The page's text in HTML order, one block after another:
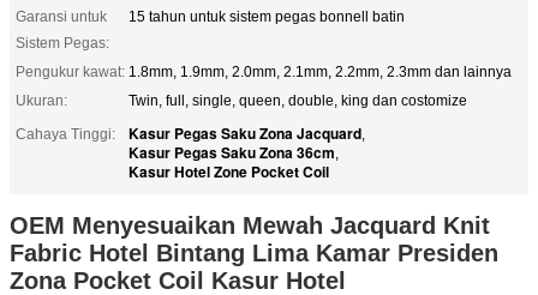
Garansi untuk
Sistem Pegas:
15 tahun untuk sistem pegas bonnell batin
Pengukur kawat: 1.8mm, 1.9mm, 2.0mm, 2.1mm, 2.2mm, 2.3mm dan lainnya
Ukuran:
Twin, full, single, queen, double, king dan costomize
Cahaya Tinggi:
Kasur Pegas Saku Zona Jacquard,
Kasur Pegas Saku Zona 36cm,
Kasur Hotel Zone Pocket Coil
OEM Menyesuaikan Mewah Jacquard Knit
Fabric Hotel Bintang Lima Kamar Presiden
Zona Pocket Coil Kasur Hotel